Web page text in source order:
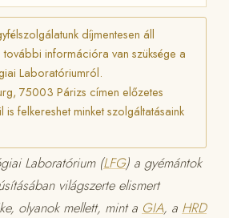
díjmentesen áll
további információra van szüksége a
Laboratóriumról.
75003 Párizs címen előzetes
is felkereshet minket szolgáltatásaink
Laboratórium (LFG) a gyémántok
világszerte elismert
olyanok mellett, mint a GIA, a HRD